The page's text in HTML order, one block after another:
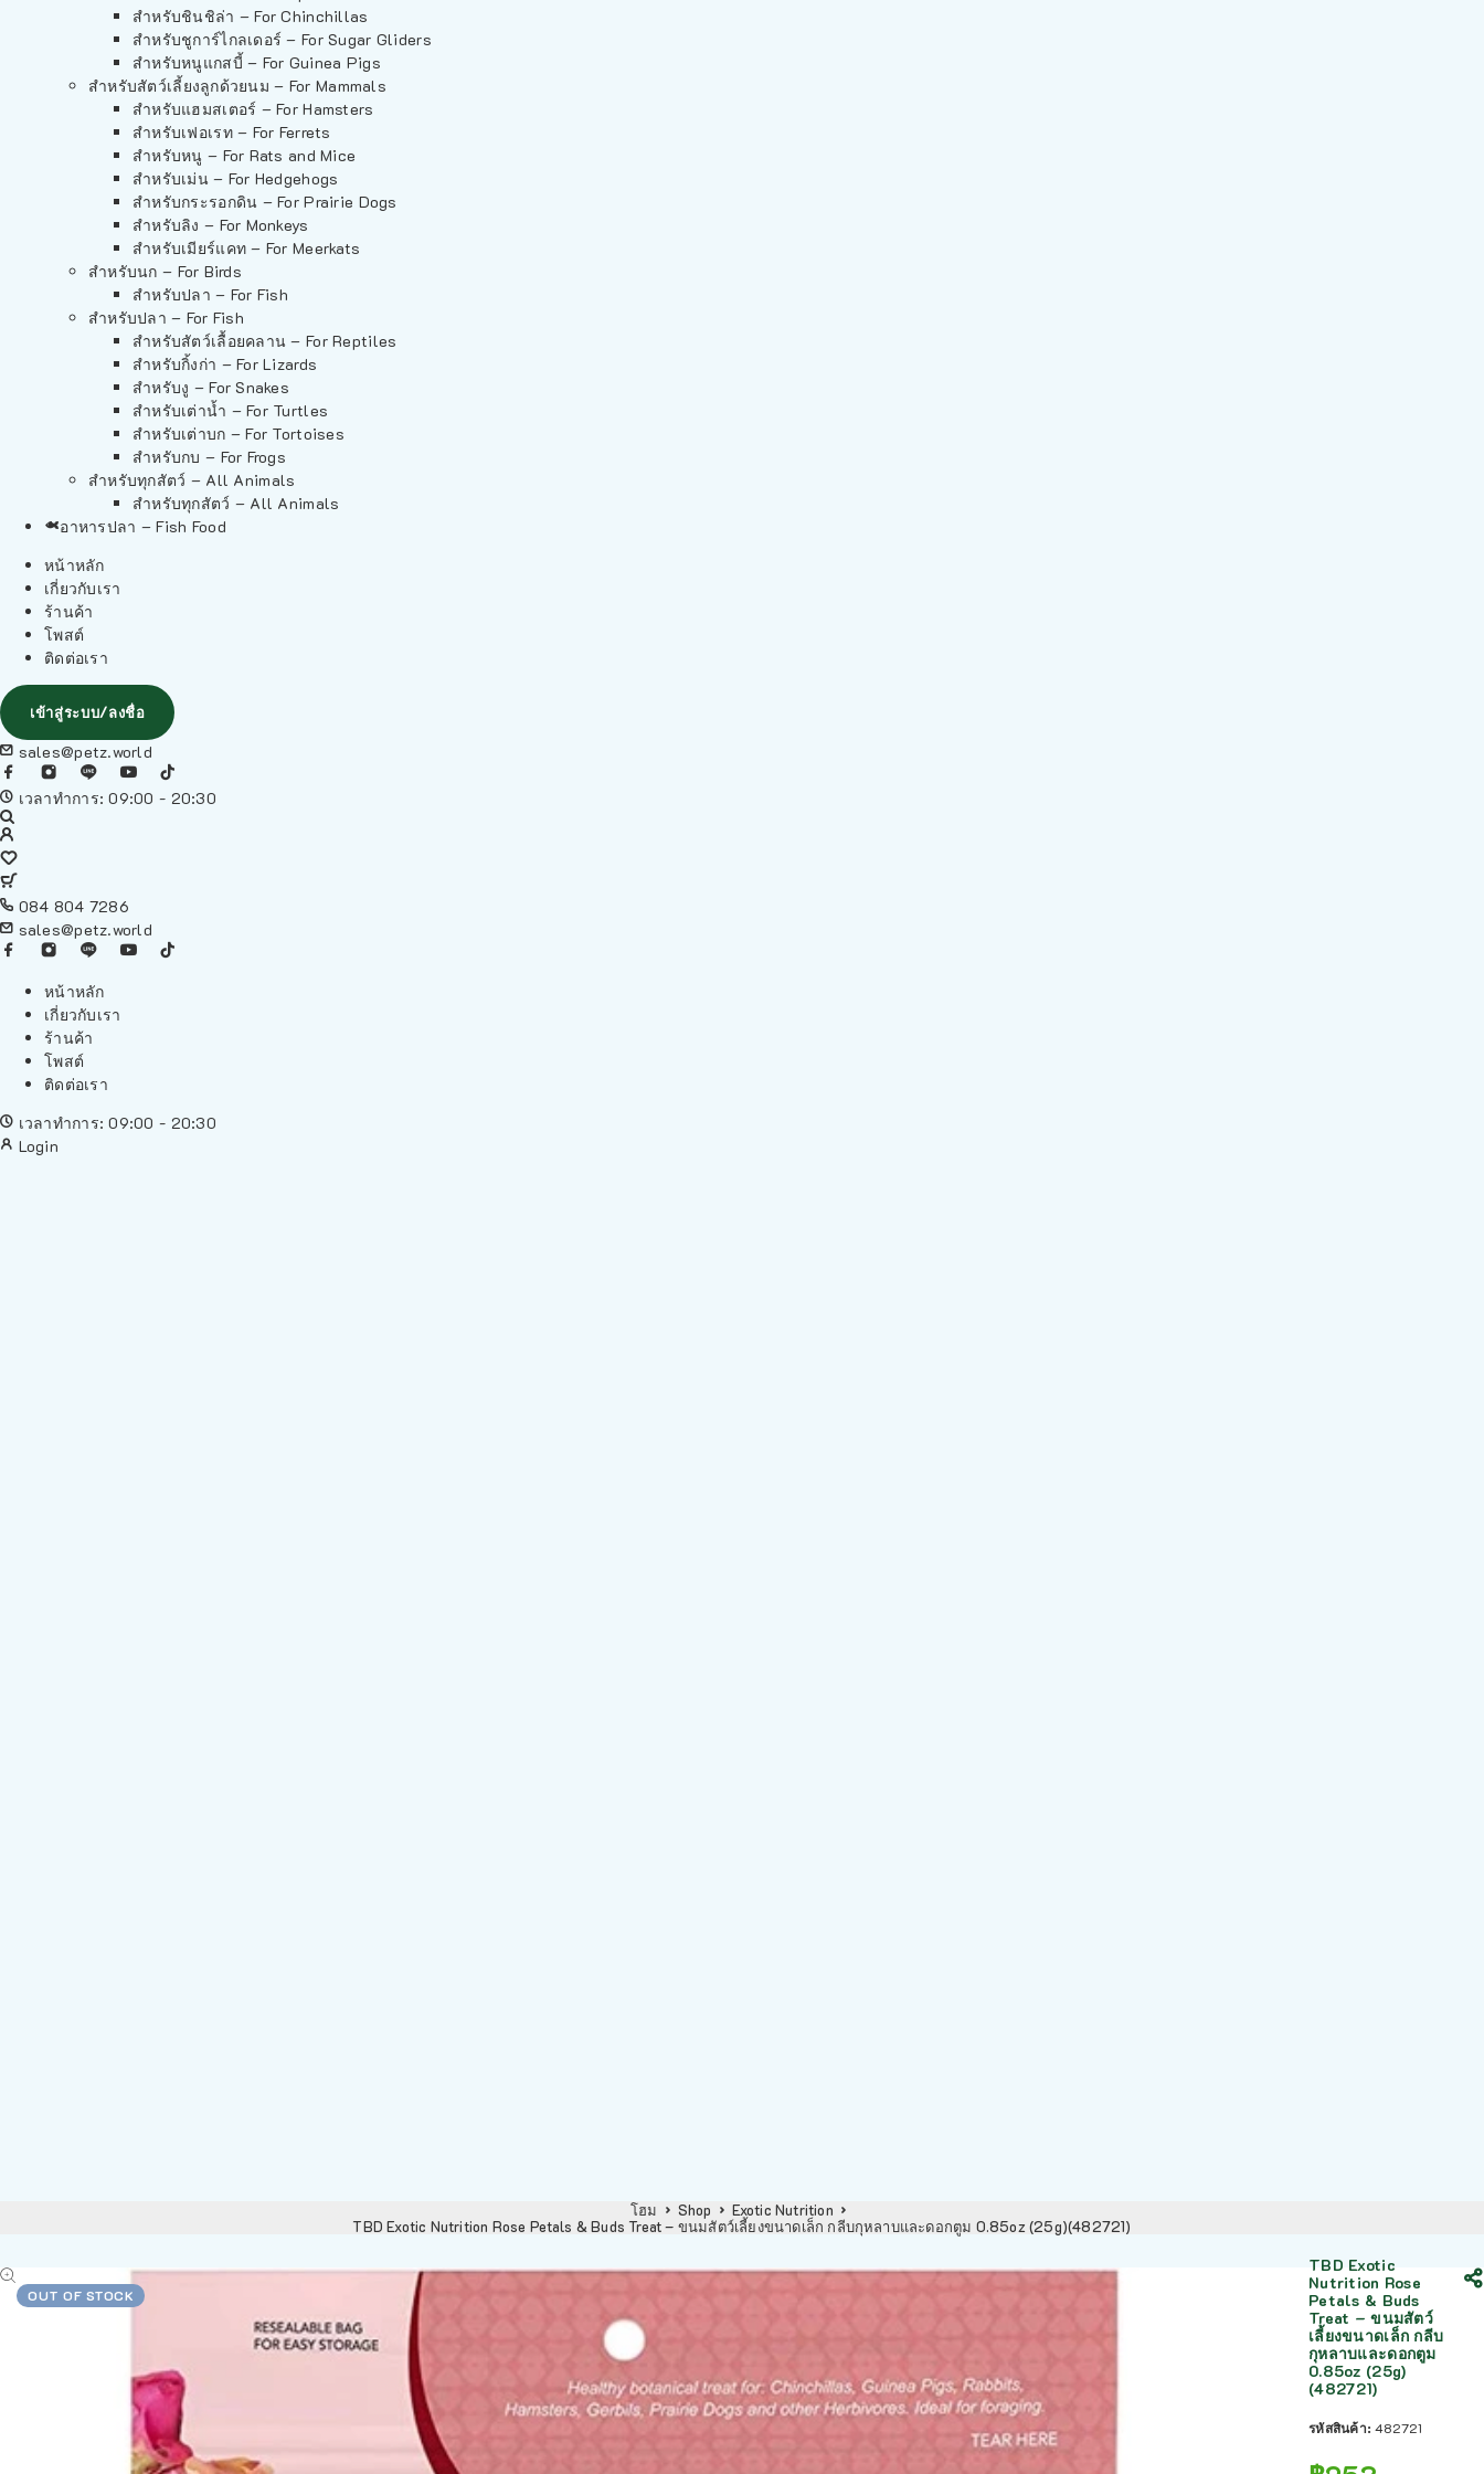
สำหรับชินชิล่า – For Chinchillas
สำหรับชูการ์ไกลเดอร์ – For Sugar Gliders
สำหรับหนูแกสบี้ – For Guinea Pigs
สำหรับสัตว์เลี้ยงลูกด้วยนม – For Mammals
สำหรับแฮมสเตอร์ – For Hamsters
สำหรับเฟอเรท – For Ferrets
สำหรับหนู – For Rats and Mice
สำหรับเม่น – For Hedgehogs
สำหรับกระรอกดิน – For Prairie Dogs
สำหรับลิง – For Monkeys
สำหรับเมียร์แคท – For Meerkats
สำหรับนก – For Birds
สำหรับปลา – For Fish
สำหรับปลา – For Fish
สำหรับสัตว์เลื้อยคลาน – For Reptiles
สำหรับกิ้งก่า – For Lizards
สำหรับงู – For Snakes
สำหรับเต่าน้ำ – For Turtles
สำหรับเต่าบก – For Tortoises
สำหรับกบ – For Frogs
สำหรับทุกสัตว์ – All Animals
สำหรับทุกสัตว์ – All Animals
อาหารปลา – Fish Food
หน้าหลัก
เกี่ยวกับเรา
ร้านค้า
โพสต์
ติดต่อเรา
เข้าสู่ระบบ/ลงชื่อ
sales@petz.world
เวลาทำการ: 09:00 - 20:30
084 804 7286
sales@petz.world
หน้าหลัก
เกี่ยวกับเรา
ร้านค้า
โพสต์
ติดต่อเรา
เวลาทำการ: 09:00 - 20:30
Login
โฮม Shop
Exotic Nutrition
TBD Exotic Nutrition Rose Petals & Buds Treat – ขนมสัตว์เลี้ยงขนาดเล็ก กลีบกุหลาบและดอกตูม 0.85oz (25g)(482721)
OUT OF STOCK
TBD Exotic
Nutrition Rose
Petals & Buds
Treat – ขนมสัตว์
เลี้ยงขนาดเล็ก กลีบ
กุหลาบและดอกตูม
0.85oz (25g)
(482721)
รหัสสินค้า:482721